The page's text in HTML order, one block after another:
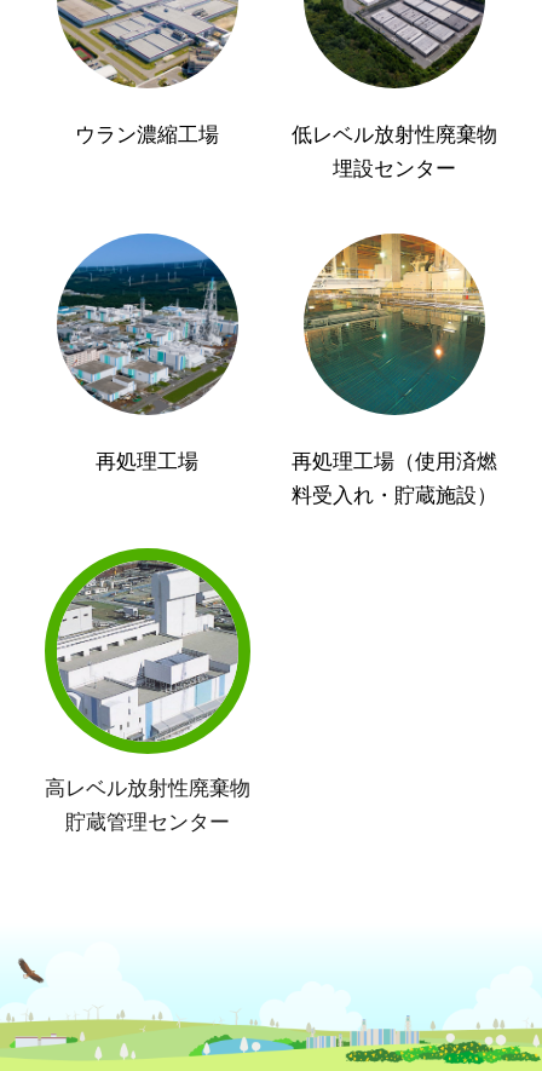
ウラン濃縮工場
低レベル放射性廃棄物
埋設センター
再処理工場
再処理工場（使用済燃
料受入れ・貯蔵施設）
高レベル放射性廃棄物
貯蔵管理センター